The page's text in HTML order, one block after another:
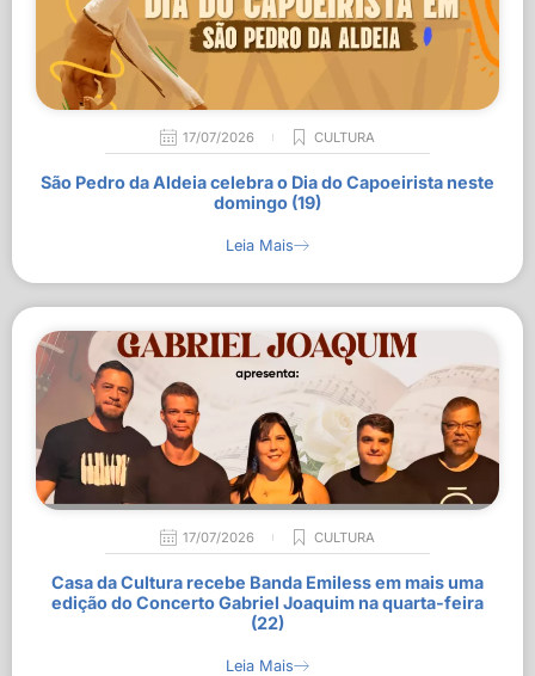
17/07/2026 CULTURA
São Pedro da Aldeia celebra o Dia do Capoeirista neste
domingo (19)
Leia Mais
17/07/2026 CULTURA
Casa da Cultura recebe Banda Emiless em mais uma
edição do Concerto Gabriel Joaquim na quarta-feira
(22)
Leia Mais